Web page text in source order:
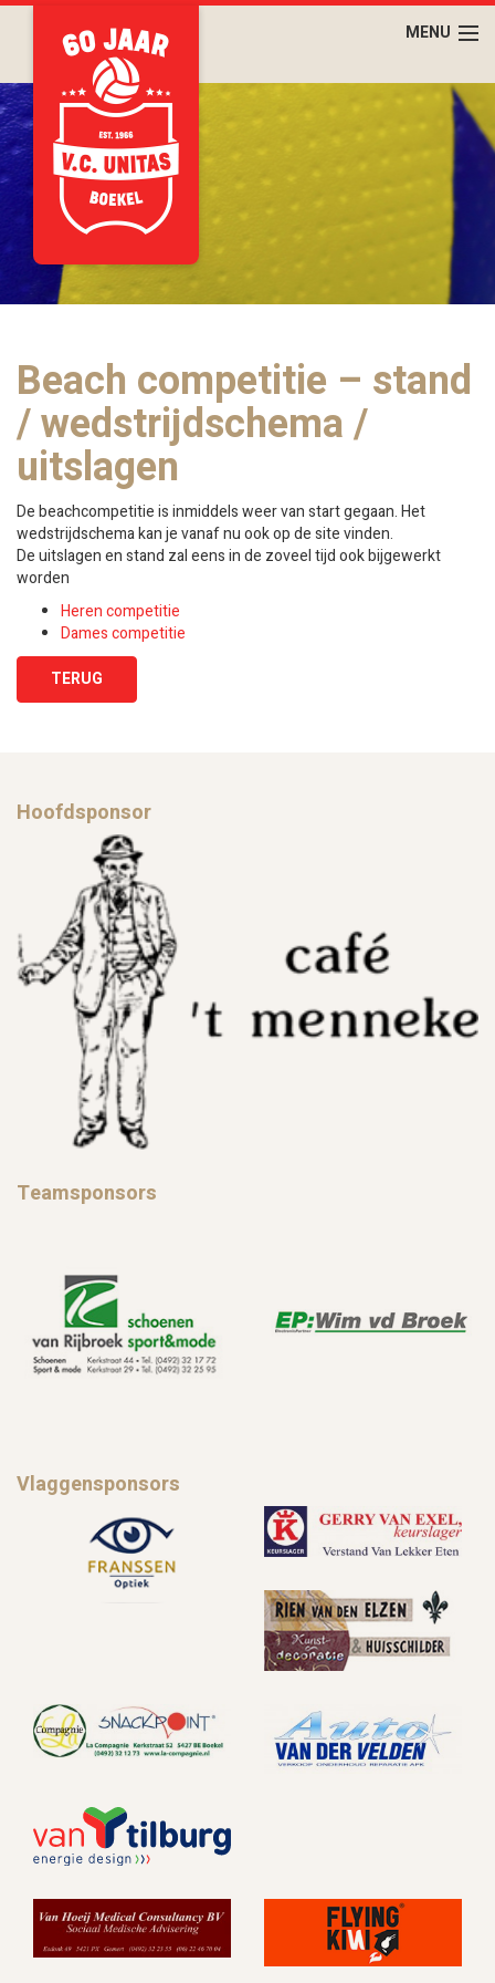
Beach competitie – stand
/ wedstrijdschema /
uitslagen
De beachcompetitie is inmiddels weer van start gegaan. Het
wedstrijdschema kan je vanaf nu ook op de site vinden.
De uitslagen en stand zal eens in de zoveel tijd ook bijgewerkt
worden
Heren competitie
Dames competitie
TERUG
Hoofdsponsor
Teamsponsors
Vlaggensponsors